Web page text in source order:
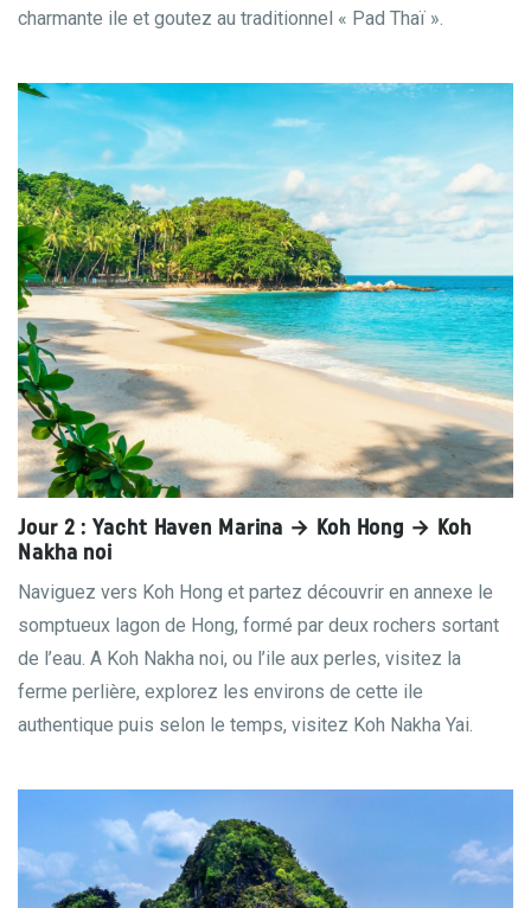
charmante ile et goutez au traditionnel « Pad Thaï ».
Jour 2 : Yacht Haven Marina → Koh Hong → Koh
Nakha noi
Naviguez vers Koh Hong et partez découvrir en annexe le
somptueux lagon de Hong, formé par deux rochers sortant
de l’eau. A Koh Nakha noi, ou l’ile aux perles, visitez la
ferme perlière, explorez les environs de cette ile
authentique puis selon le temps, visitez Koh Nakha Yai.